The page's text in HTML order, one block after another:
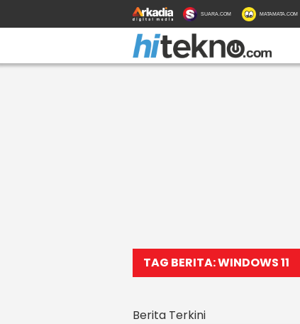
SUARA.COM MATAMATA.COM
TAG BERITA: WINDOWS 11
Berita Terkini